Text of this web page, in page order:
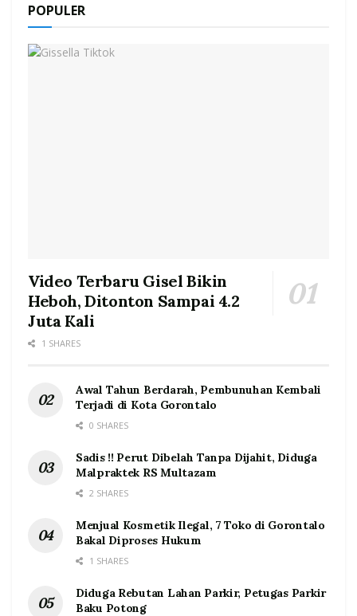
POPULER
Video Terbaru Gisel Bikin
Heboh, Ditonton Sampai 4.2
Juta Kali
1 SHARES
Awal Tahun Berdarah, Pembunuhan Kembali
Terjadi di Kota Gorontalo
0 SHARES
Sadis !! Perut Dibelah Tanpa Dijahit, Diduga
Malpraktek RS Multazam
2 SHARES
Menjual Kosmetik Ilegal, 7 Toko di Gorontalo
Bakal Diproses Hukum
1 SHARES
Diduga Rebutan Lahan Parkir, Petugas Parkir
Baku Potong